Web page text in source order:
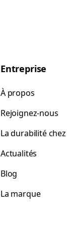
Entreprise
À propos
Rejoignez-nous
La durabilité
Actualités
Blog
La marque